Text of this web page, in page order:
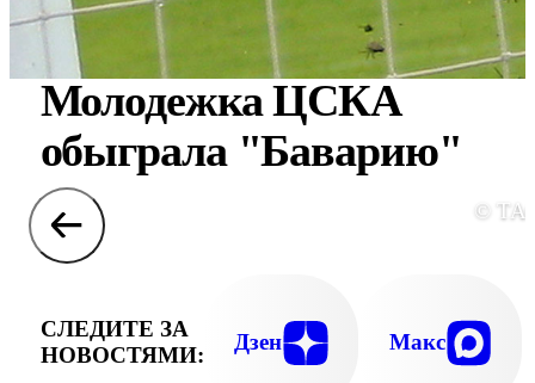
Молодежка ЦСКА
обыграла "Баварию"
©
СЛЕДИТЕ ЗА
НОВОСТЯМИ:
Дзен Макс